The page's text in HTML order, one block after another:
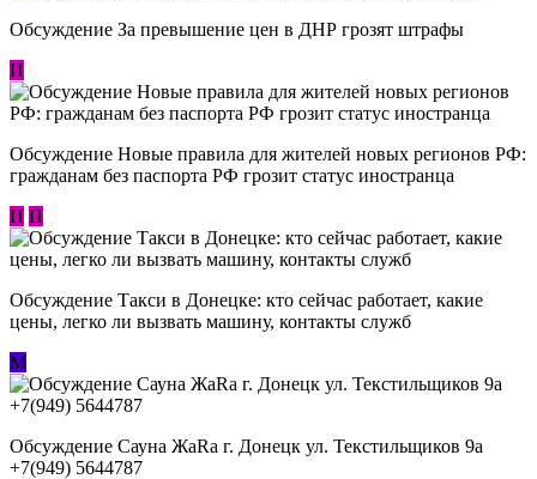
Обсуждение За превышение цен в ДНР грозят штрафы
П
Обсуждение Новые правила для жителей новых регионов РФ:
гражданам без паспорта РФ грозит статус иностранца
П П
Обсуждение ​Такси в Донецке: кто сейчас работает, какие
цены, легко ли вызвать машину, контакты служб
М
Обсуждение Сауна ЖаRa г. Донецк ул. Текстильщиков 9а
+7(949) 5644787